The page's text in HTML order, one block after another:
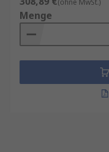
(ohne MwSt.)
Menge